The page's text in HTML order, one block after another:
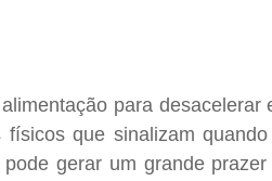
para
que sinalizam
gerar um grande